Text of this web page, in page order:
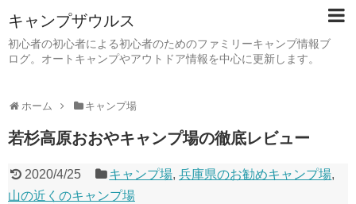
キャンプザウルス
初心者の初心者による初心者のためのファミリーキャンプ情報ブ
ログ。オートキャンプやアウトドア情報を中心に更新します。
ホーム キャンプ場
若杉高原おおやキャンプ場の徹底レビュー
2020/4/25 キャンプ場,兵庫県のお勧めキャンプ場,
山の近くのキャンプ場